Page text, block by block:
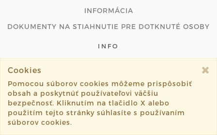
INFORMÁCIA
DOKUMENTY NA STIAHNUTIE PRE DOTKNUTÉ OSOBY
INFO
STAROSTLIVOSŤ O MAĽOVANÉ OBLEČENIE A
INFO O PONOŽKÁCH, Z KTORÝCH SI MÔŽETE
VYBERAŤ
VEĽKOSTNÉ TABUĽKY DÁMSKYCH A PÁNSKYCH
Cookies
Pomocou súborov cookies môžeme prispôsobiť
obsah a poskytnúť používateľovi väčšiu
bezpečnosť. Kliknutím na tlačidlo X alebo
použitím tejto stránky súhlasíte s používaním
súborov cookies.